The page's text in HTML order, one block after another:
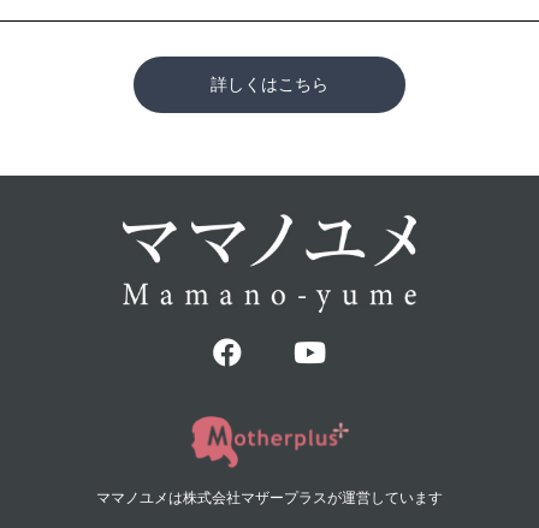
詳しくはこちら
ママノユメは株式会社マザープラスが運営しています